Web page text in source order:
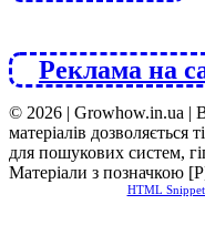
Реклама на
© 2026 | Growhow.in.ua |
матеріалів дозволяється
для пошукових систем,
Матеріали з позначкою
HTML